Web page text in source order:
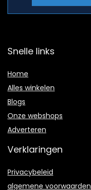
Snelle links
Home
Alles winkelen
Blogs
Onze webshops
Adverteren
Verklaringen
Privacybeleid
algemene voorwaarden